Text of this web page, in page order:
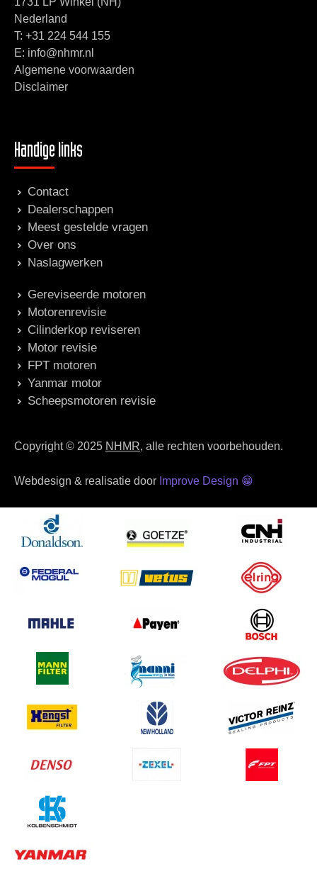
Nederland
T: +31 224 544 155
E: info@nhmr.nl
Algemene voorwaarden
Disclaimer
Handige links
Contact
Dealerschappen
Meest gestelde vragen
Over ons
Naslagwerken
Gereviseerde motoren
Motorenrevisie
Cilinderkop reviseren
Motor revisie
FPT motoren
Yanmar motor
Scheepsmotoren revisie
Copyright © 2025 NHMR, alle rechten voorbehouden.
Webdesign & realisatie door Improve Design 😁